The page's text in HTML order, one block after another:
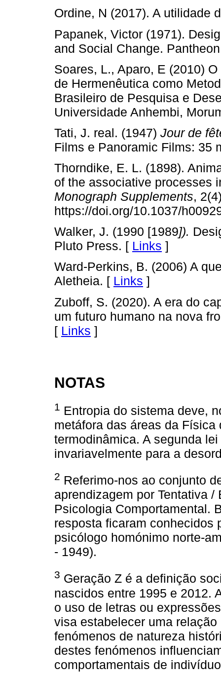
Ordine, N (2017). A utilidade
Papanek, Victor (1971).
and Social Change.
Soares, L., Aparo, E (2010)
de Hermenêutica como
Brasileiro de Pesquisa e
Universidade Anhembi,
Tati, J. real. (1947) Jour de
Films e Panoramic Films: 35
Thorndike, E. L. (1898).
of the associative processes
Monograph Supplements,
https://doi.org/10.1037/
Walker, J. (1990 [1989]).
Pluto Press. [ Links ]
Ward-Perkins, B. (2006) A
Aletheia. [ Links ]
Zuboff, S. (2020). A era do
um futuro humano na nova
[ Links ]
NOTAS
1 Entropia do sistema deve,
metáfora das áreas da
termodinâmica. A segunda
invariavelmente para a
2 Referimo-nos ao conjunto
aprendizagem por Tentativa
Psicologia Comportamental.
resposta ficaram conhecidos
psicólogo homónimo norte-
- 1949).
3 Geração Z é a definição
nascidos entre 1995 e 2012.
o uso de letras ou
visa estabelecer uma
fenómenos de natureza
destes fenómenos
comportamentais de